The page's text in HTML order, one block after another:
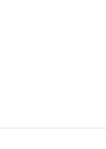
digital